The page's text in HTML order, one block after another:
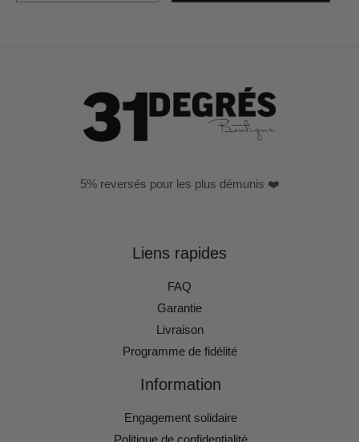
5% reversés pour les plus démunis ❤️
Liens rapides
FAQ
Garantie
Livraison
Programme de fidélité
Information
Engagement solidaire